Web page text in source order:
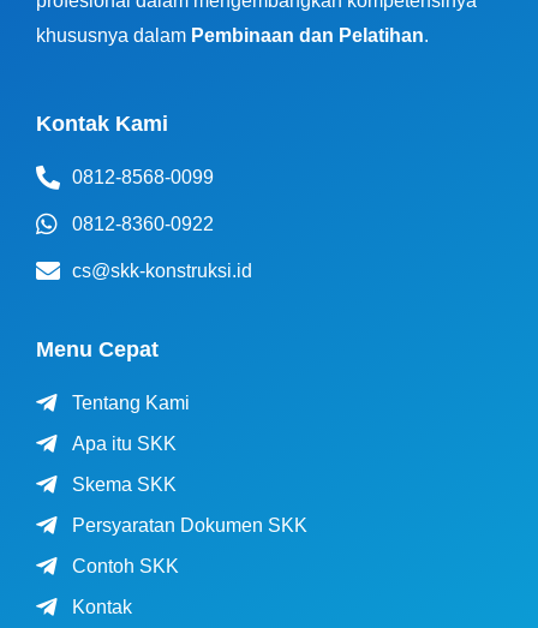
khususnya dalam Pembinaan dan Pelatihan.
Kontak Kami
0812-8568-0099
0812-8360-0922
cs@skk-konstruksi.id
Menu Cepat
Tentang Kami
Apa itu SKK
Skema SKK
Persyaratan Dokumen SKK
Contoh SKK
Kontak